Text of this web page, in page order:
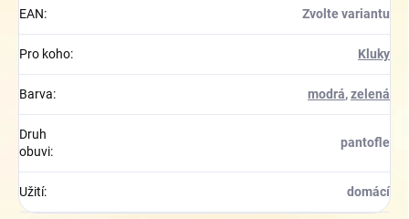
EAN: Zvolte variantu
Pro koho: Kluky
Barva: modrá,zelená
Druh
obuvi:
pantofle
Užití: domácí